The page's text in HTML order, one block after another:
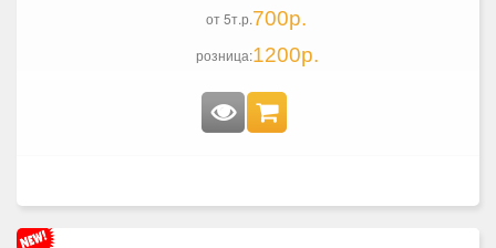
от 5т.р.700р.
розница:1200р.